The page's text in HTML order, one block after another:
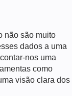
não são muito
dados a uma
nos uma
como
visão clara dos